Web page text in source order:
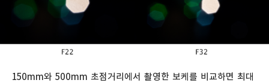
150mm와 500mm 초점거리에서 촬영한 보케를 비교하면 최대